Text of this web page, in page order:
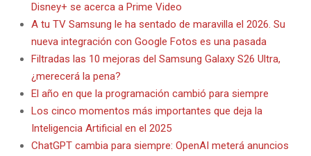
Disney+ se acerca a Prime Video
A tu TV Samsung le ha sentado de maravilla el 2026. Su
nueva integración con Google Fotos es una pasada
Filtradas las 10 mejoras del Samsung Galaxy S26 Ultra,
¿merecerá la pena?
El año en que la programación cambió para siempre
Los cinco momentos más importantes que deja la
Inteligencia Artificial en el 2025
ChatGPT cambia para siempre: OpenAI meterá anuncios